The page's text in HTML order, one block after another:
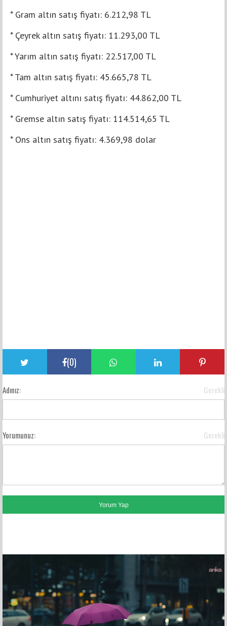
* Gram altın satış fiyatı: 6.212,98 TL
* Çeyrek altın satış fiyatı: 11.293,00 TL
* Yarım altın satış fiyatı: 22.517,00 TL
* Tam altın satış fiyatı: 45.665,78 TL
* Cumhuriyet altını satış fiyatı: 44.862,00 TL
* Gremse altın satış fiyatı: 114.514,65 TL
* Ons altın satış fiyatı: 4.369,98 dolar
(0)
Adınız: Gerekli
Yorumunuz: Gerekli